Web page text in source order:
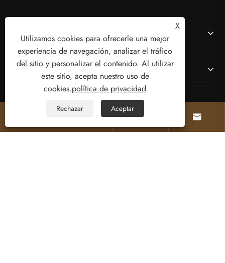
Sobre nosotros
Productos
Contáctenos
 
X
Utilizamos cookies para ofrecerle una mejor
experiencia de navegación, analizar el tráfico
del sitio y personalizar el contenido. Al utilizar
este sitio, acepta nuestro uso de
cookies.política de privacidad
Rechazar Aceptar